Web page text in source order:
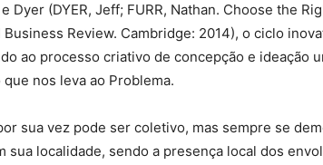
Dyer (DYER, Jeff; FURR, Nathan. Choose the
Business Review. Cambridge: 2014), o ciclo
ao processo criativo de concepção e ideação
nos leva ao Problema.
sua vez pode ser coletivo, mas sempre se
sua localidade, sendo a presença local dos